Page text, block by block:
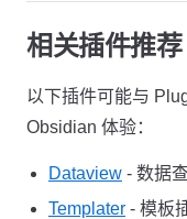
相关插件推荐
以下插件可能与
Obsidian 体验：
Dataview - 数据
Templater - 模板